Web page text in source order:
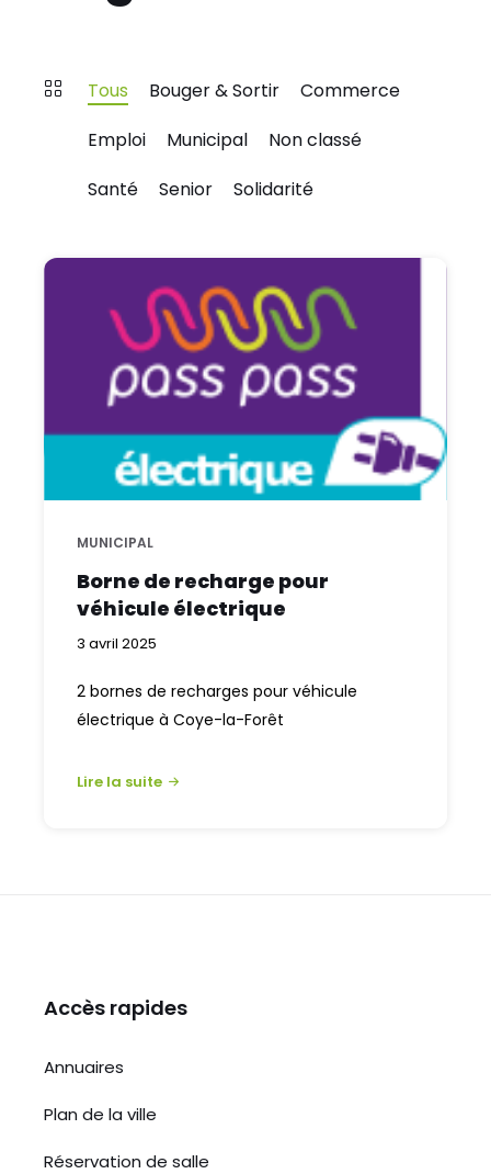
Tous Bouger & Sortir
Commerce
Emploi
Municipal
Non classé
Santé
Senior Solidarité
MUNICIPAL
Borne de recharge pour
véhicule électrique
3 avril 2025
2 bornes de recharges pour véhicule
électrique à Coye-la-Forêt
Lire la suite
Accès rapides
Annuaires
Plan de la ville
Réservation de salle